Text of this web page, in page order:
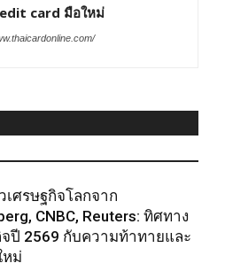
card มือใหม่
เศรษฐกิจโลกจาก
CNBC, Reuters: ทิศทาง
จปี 2569 กับความท้าทายและ
หม่